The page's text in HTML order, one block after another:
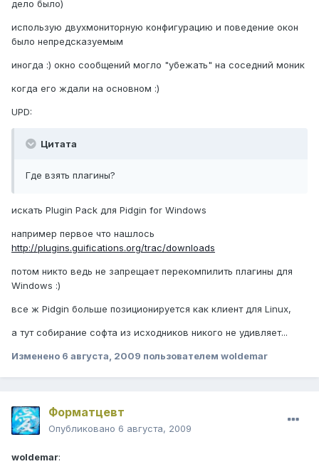
дело было)
использую двухмониторную конфигурацию и поведение окон
было непредсказуемым
иногда :) окно сообщений могло "убежать" на соседний моник
когда его ждали на основном :)
UPD:
Цитата
Где взять плагины?
искать Plugin Pack для Pidgin for Windows
например первое что нашлось
http://plugins.guifications.org/trac/downloads
потом никто ведь не запрещает перекомпилить плагины для
Windows :)
все ж Pidgin больше позиционируется как клиент для Linux,
а тут собирание софта из исходников никого не удивляет...
Изменено 6 августа, 2009 пользователем woldemar
Форматцевт
Опубликовано 6 августа, 2009
woldemar: